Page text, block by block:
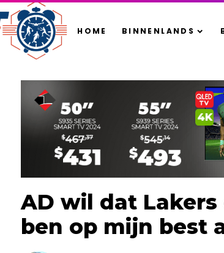
HOME BINNENLANDS
AD wil dat
ben op mijn best